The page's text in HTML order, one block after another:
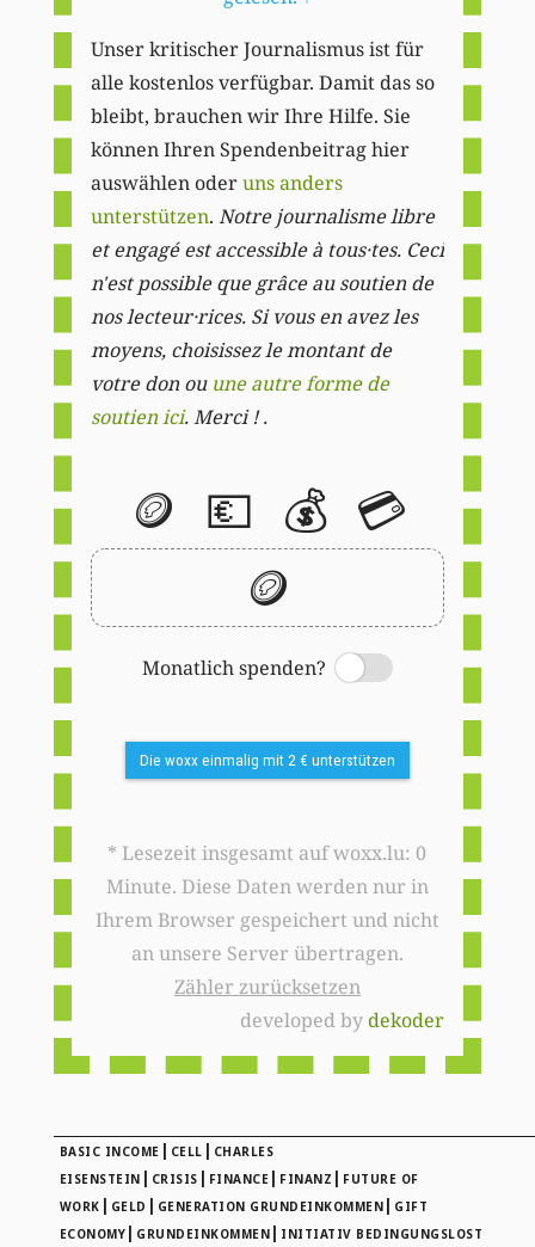
Unser kritischer Journalismus ist für
alle kostenlos verfügbar. Damit das so
bleibt, brauchen wir Ihre Hilfe. Sie
können Ihren Spendenbeitrag hier
auswählen oderuns anders
unterstützen. Notre journalisme libre
et engagé est accessible à tous·tes. Ceci
n'est possible que grâce au soutien de
nos lecteur·rices. Si vous en avez les
moyens, choisissez le montant de
votre don ou une autre forme de
soutien ici. Merci ! .
🪙 💶 💰 💳
🪙
Monatlich spenden?
Switch
Die woxx einmalig mit 2 € unterstützen
* Lesezeit insgesamt auf woxx.lu: 0
Minute. Diese Daten werden nur in
Ihrem Browser gespeichert und nicht
an unsere Server übertragen.
Zähler zurücksetzen
developed bydekoder
BASIC INCOME | CELL | CHARLES
EISENSTEIN | CRISIS | FINANCE | FINANZ | FUTURE OF
WORK | GELD | GENERATION GRUNDEINKOMMEN | GIFT
ECONOMY | GRUNDEINKOMMEN | INITIATIV BEDINGUNGSLOST